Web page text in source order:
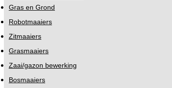
Gras en Grond
Robotmaaiers
Zitmaaiers
Grasmaaiers
Zaai/gazon bewerking
Bosmaaiers